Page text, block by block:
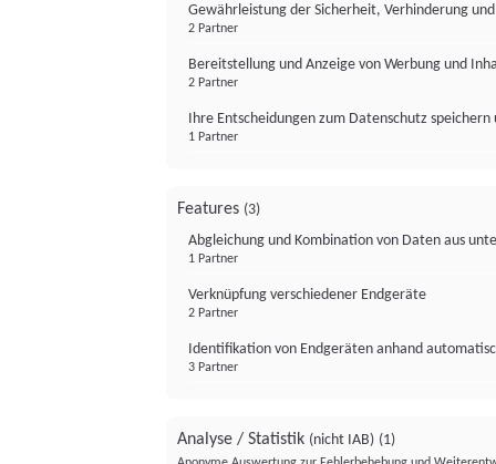
Gewährleistung der Sicherheit, Verhinderung
2 Partner
Bereitstellung und Anzeige von Werbung und
2 Partner
Ihre Entscheidungen zum Datenschutz
1 Partner
Features (3)
Abgleichung und Kombination von Daten aus
1 Partner
Verknüpfung verschiedener Endgeräte
2 Partner
Identifikation von Endgeräten anhand
3 Partner
Analyse / Statistik (nicht IAB) (1)